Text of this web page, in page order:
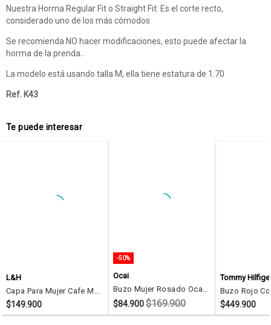
Nuestra Horma Regular Fit o Straight Fit: Es el corte recto,
considerado uno de los más cómodos
Se recomienda NO hacer modificaciones, esto puede afectar la
horma de la prenda.
La modelo está usando talla M, ella tiene estatura de 1.70
Ref. K43
Te puede interesar
L&H
Capa Para Mujer Cafe Marca L&H Ref. 4E434101
$149.900
-50%
Ocai
Buzo Mujer Rosado Ocai SM005
$84.900$169.900
Tommy
$449.900